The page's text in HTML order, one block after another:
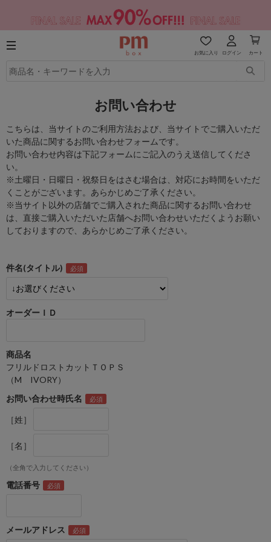
お気に入り ログイン カート
お問い合わせ
こちらは、当サイトのご利用方法および、当サイトでご購入いただ
いた商品に関するお問い合わせフォームです。
お問い合わせ内容は下記フォームにご記入のうえ送信してくださ
い。
※土曜日・日曜日・祝祭日をはさむ場合は、対応にお時間をいただ
くことがございます。あらかじめご了承ください。
※当サイト以外の店舗でご購入された商品に関するお問い合わせ
は、直接ご購入いただいた店舗へお問い合わせいただくようお願い
しておりますので、あらかじめご了承ください。
件名(タイトル)
オーダーＩＤ
商品名
フリルドロストカットＴＯＰＳ
（M IVORY）
お問い合わせ時氏名
［姓］
［名］
（全角で入力してください）
電話番号
メールアドレス